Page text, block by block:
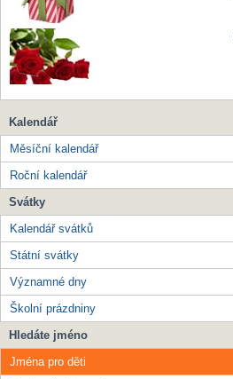
Kalendář
Měsíční kalendář
Roční kalendář
Svátky
Kalendář svátků
Státní svátky
Významné dny
Školní prázdniny
Hledáte jméno
Jména pro děti